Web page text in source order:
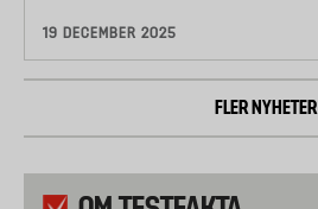
19 DECEMBER 2025
FLER NYHETER